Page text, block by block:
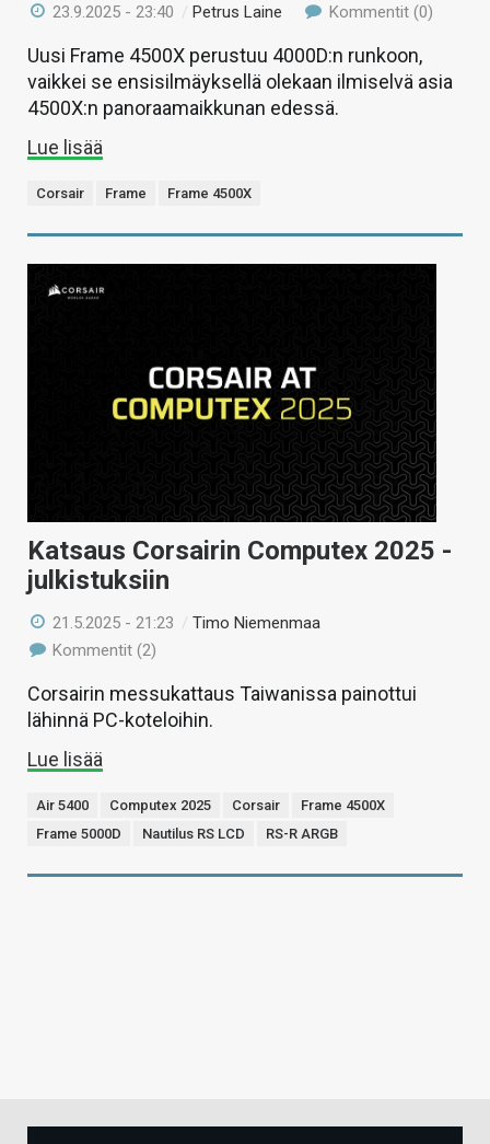
23.9.2025 - 23:40 /Petrus Laine Kommentit (0)
Uusi Frame 4500X perustuu 4000D:n runkoon,
vaikkei se ensisilmäyksellä olekaan ilmiselvä asia
4500X:n panoraamaikkunan edessä.
Lue lisää
Corsair Frame Frame 4500X
Katsaus Corsairin Computex 2025 -
julkistuksiin
21.5.2025 - 21:23 /Timo Niemenmaa
Kommentit (2)
Corsairin messukattaus Taiwanissa painottui
lähinnä PC-koteloihin.
Lue lisää
Air 5400 Computex 2025 Corsair
Frame 4500X
Frame 5000D
Nautilus RS LCD RS-R ARGB